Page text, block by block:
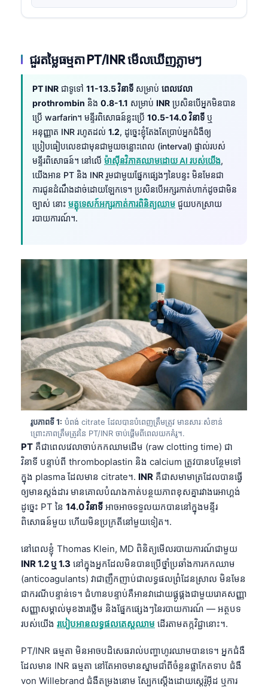
ជួរតម្លៃធម្មតា PT/INR មើលឃើញភ្លាមៗ
PT INR ជាទូទៅ 11-13.5 វិនាទី សម្រាប់ ពេលវេលា
prothrombin និង 0.8-1.1 សម្រាប់ INR ប្រសិនបើអ្នកមិនបាន
ប្រើ warfarin។ មន្ទីរពិសោធន៍ខ្លះប្រើ 10.5-14.0 វិនាទី ឬ
អនុញ្ញាត INR រហូតដល់ 1.2, ដូច្នេះខ្ញុំតែងតែប្រាប់អ្នកជំងឺឲ្យ
ប្រៀបធៀបលេខជាមុនជាមួយចន្លោះពេល (interval) ផ្ទាល់របស់
មន្ទីរពិសោធន៍។ នៅលើ ម៉ាស៊ីនវិភាគឈាមដោយ AI របស់យើង,
យើងអាន PT និង INR រួមជាមួយផ្នែកផ្សេងៗនៃបន្ទះ មិនមែនជា
ការជូនដំណឹងដាច់ដោយឡែកទេ។ ប្រសិនបើអក្សរកាត់ហាក់ដូចជាមិន
ច្បាស់ នោះ មគ្គុទេសក៍អក្សរកាត់ការពិនិត្យឈាម ជួយបកស្រាយ
របាយការណ៍។.
រូបភាពទី 1: បំពង់ citrate ដែលបានបំពេញត្រឹមត្រូវ មានសារៈសំខាន់
ព្រោះភាពត្រឹមត្រូវនៃ PT/INR ចាប់ផ្តើមពីពេលយកគំរូ។.
PT គឺជាពេលវេលាចាប់កកឈាមដើម (raw clotting time) ជា
វិនាទី បន្ទាប់ពី thromboplastin និង calcium ត្រូវបានបន្ថែមទៅ
ក្នុង plasma ដែលមាន citrate។. INR គឺជាសមាមាត្រដែលបានធ្វើ
ឲ្យមានស្តង់ដារ មានគោលបំណងកាត់បន្ថយភាពខុសគ្នារវាងរេអាហ្គង់
ដូច្នេះ PT នៃ 14.0 វិនាទី អាចអាចទទួលយកបាននៅក្នុងមន្ទីរ
ពិសោធន៍មួយ ហើយមិនប្រក្រតីនៅមួយទៀត។.
នៅពេលខ្ញុំ Thomas Klein, MD ពិនិត្យមើលរបាយការណ៍ជាមួយ
INR 1.2 ឬ 1.3 នៅក្នុងអ្នកដែលមិនបានប្រើថ្នាំប្រឆាំងការកកឈាម
(anticoagulants) វាជាញឹកញាប់ជាលទ្ធផលព្រំដែនស្រាល មិនមែន
ជាករណីបន្ទាន់ទេ។ ជំហានបន្ទាប់គឺអានវាដោយផ្គូផ្គងជាមួយរោគសញ្ញា
សញ្ញាសម្គាល់មុខងារថ្លើម និងផ្នែកផ្សេងៗនៃរបាយការណ៍ — អត្ថបទ
របស់យើង របៀបអានលទ្ធផលតេស្តឈាម ដើរតាមតក្កវិជ្ជានោះ។.
PT/INR ធម្មតា មិនអាចបដិសេធរាល់បញ្ហាហូរឈាមបានទេ។ អ្នកជំងឺ
ដែលមាន INR ធម្មតា នៅតែអាចមានស្នាមជាំពីចំនួនផ្លាកែតទាប ជំងឺ
von Willebrand ជំងឺតម្រងនោម ស្បែកស្តើងដោយស្តេរ៉ូអ៊ីដ ឬការ